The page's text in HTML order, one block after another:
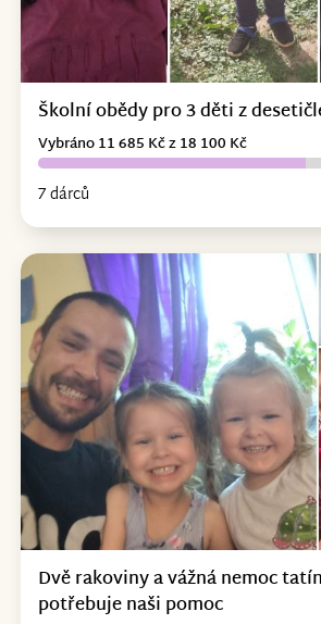
Školní obědy pro 3 děti z
7 dárců
Vybráno 11 685 Kč z 18 100 Kč
Dvě rakoviny a vážná nemoc
potřebuje naši pomoc